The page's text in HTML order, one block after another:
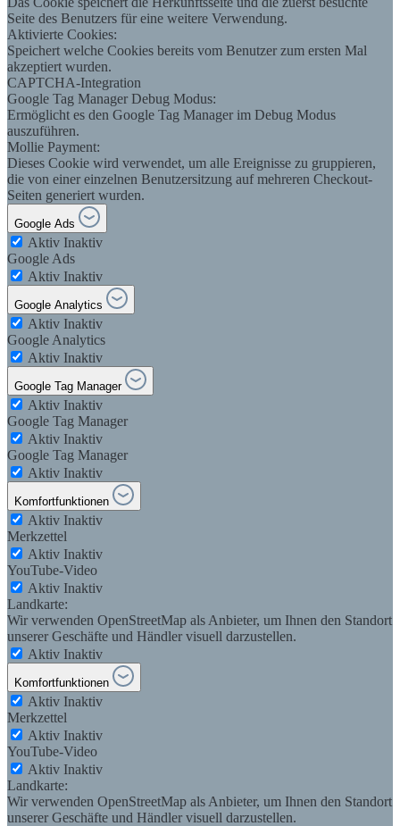
Seite des Benutzers für eine weitere Verwendung.
Aktivierte Cookies:
Speichert welche Cookies bereits vom Benutzer zum ersten Mal
akzeptiert wurden.
CAPTCHA-Integration
Google Tag Manager Debug Modus:
Ermöglicht es den Google Tag Manager im Debug Modus
auszuführen.
Mollie Payment:
Dieses Cookie wird verwendet, um alle Ereignisse zu gruppieren,
die von einer einzelnen Benutzersitzung auf mehreren Checkout-
Seiten generiert wurden.
Google Ads
Aktiv Inaktiv
Google Ads
Aktiv Inaktiv
Google Analytics
Aktiv Inaktiv
Google Analytics
Aktiv Inaktiv
Google Tag Manager
Aktiv Inaktiv
Google Tag Manager
Aktiv Inaktiv
Google Tag Manager
Aktiv Inaktiv
Komfortfunktionen
Aktiv Inaktiv
Merkzettel
Aktiv Inaktiv
YouTube-Video
Aktiv Inaktiv
Landkarte:
Wir verwenden OpenStreetMap als Anbieter, um Ihnen den Standort
unserer Geschäfte und Händler visuell darzustellen.
Aktiv Inaktiv
Komfortfunktionen
Aktiv Inaktiv
Merkzettel
Aktiv Inaktiv
YouTube-Video
Aktiv Inaktiv
Landkarte:
Wir verwenden OpenStreetMap als Anbieter, um Ihnen den Standort
unserer Geschäfte und Händler visuell darzustellen.